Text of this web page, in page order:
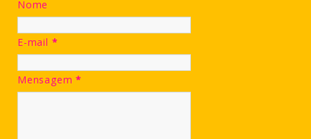
Nome
E-mail *
Mensagem*